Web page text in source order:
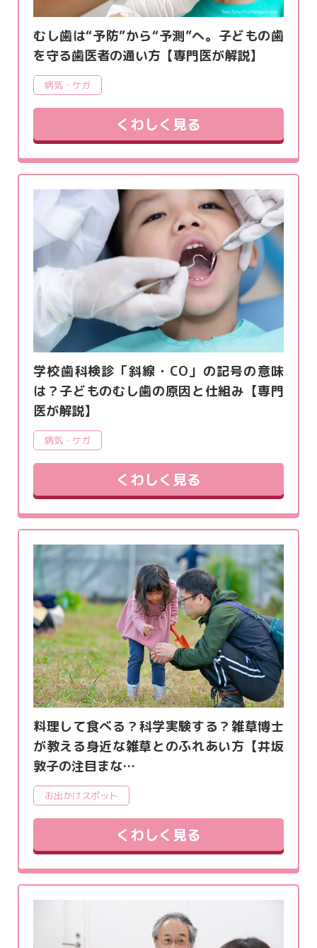
むし歯は“予防”から“予測”へ。子どもの歯
を守る歯医者の通い方【専門医が解説】
病気・ケガ
くわしく見る
学校歯科検診「斜線・CO」の記号の意味
は？子どものむし歯の原因と仕組み【専門
医が解説】
病気・ケガ
くわしく見る
料理して食べる？科学実験する？雑草博士
が教える身近な雑草とのふれあい方【井坂
敦子の注目まな…
お出かけスポット
くわしく見る